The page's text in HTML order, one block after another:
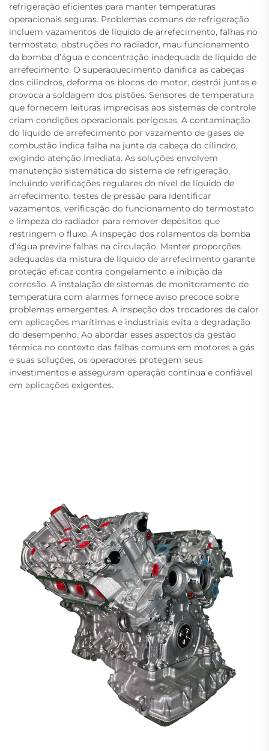
refrigeração eficientes para manter temperaturas
operacionais seguras. Problemas comuns de refrigeração
incluem vazamentos de líquido de arrefecimento, falhas no
termostato, obstruções no radiador, mau funcionamento
da bomba d’água e concentração inadequada de líquido de
arrefecimento. O superaquecimento danifica as cabeças
dos cilindros, deforma os blocos do motor, destrói juntas e
provoca a soldagem dos pistões. Sensores de temperatura
que fornecem leituras imprecisas aos sistemas de controle
criam condições operacionais perigosas. A contaminação
do líquido de arrefecimento por vazamento de gases de
combustão indica falha na junta da cabeça do cilindro,
exigindo atenção imediata. As soluções envolvem
manutenção sistemática do sistema de refrigeração,
incluindo verificações regulares do nível de líquido de
arrefecimento, testes de pressão para identificar
vazamentos, verificação do funcionamento do termostato
e limpeza do radiador para remover depósitos que
restringem o fluxo. A inspeção dos rolamentos da bomba
d’água previne falhas na circulação. Manter proporções
adequadas da mistura de líquido de arrefecimento garante
proteção eficaz contra congelamento e inibição da
corrosão. A instalação de sistemas de monitoramento de
temperatura com alarmes fornece aviso precoce sobre
problemas emergentes. A inspeção dos trocadores de calor
em aplicações marítimas e industriais evita a degradação
do desempenho. Ao abordar esses aspectos da gestão
térmica no contexto das falhas comuns em motores a gás
e suas soluções, os operadores protegem seus
investimentos e asseguram operação contínua e confiável
em aplicações exigentes.